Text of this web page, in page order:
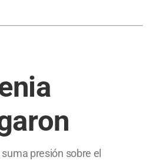
presión sobre el